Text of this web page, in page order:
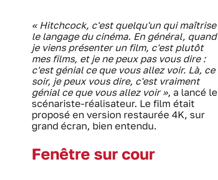
« Hitchcock, c'est quelqu'un qui maîtrise
le langage du cinéma. En général, quand
je viens présenter un film, c'est plutôt
mes films, et je ne peux pas vous dire :
c'est génial ce que vous allez voir. Là, ce
soir, je peux vous dire, c'est vraiment
génial ce que vous allez voir », a lancé le
scénariste-réalisateur. Le film était
proposé en version restaurée 4K, sur
grand écran, bien entendu.
Fenêtre sur cour